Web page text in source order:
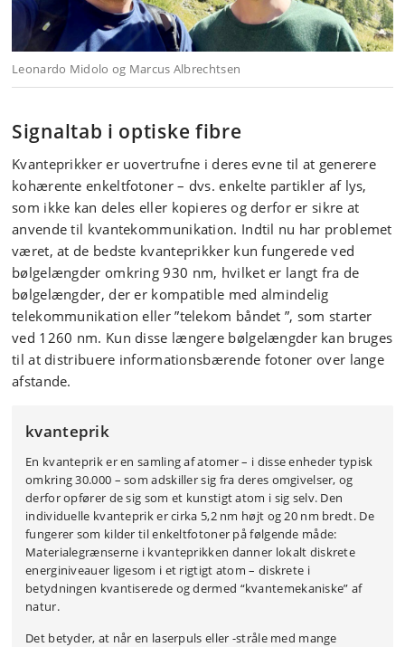
Leonardo Midolo og Marcus Albrechtsen
Signaltab i optiske fibre
Kvanteprikker er uovertrufne i deres evne til at generere
kohærente enkeltfotoner – dvs. enkelte partikler af lys,
som ikke kan deles eller kopieres og derfor er sikre at
anvende til kvantekommunikation. Indtil nu har problemet
været, at de bedste kvanteprikker kun fungerede ved
bølgelængder omkring 930 nm, hvilket er langt fra de
bølgelængder, der er kompatible med almindelig
telekommunikation eller ”telekom båndet ”, som starter
ved 1260 nm. Kun disse længere bølgelængder kan bruges
til at distribuere informationsbærende fotoner over lange
afstande.
kvanteprik
En kvanteprik er en samling af atomer – i disse enheder typisk
omkring 30.000 – som adskiller sig fra deres omgivelser, og
derfor opfører de sig som et kunstigt atom i sig selv. Den
individuelle kvanteprik er cirka 5,2 nm højt og 20 nm bredt. De
fungerer som kilder til enkeltfotoner på følgende måde:
Materialegrænserne i kvanteprikken danner lokalt diskrete
energiniveauer ligesom i et rigtigt atom – diskrete i
betydningen kvantiserede og dermed “kvantemekaniske” af
natur.
Det betyder, at når en laserpuls eller -stråle med mange